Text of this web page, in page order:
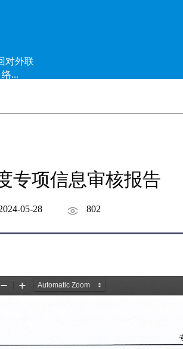
对外联
络...
专项信息审核报告
05-28 802